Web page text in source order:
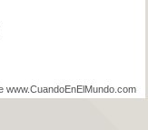
www.CuandoEnElMundo.com